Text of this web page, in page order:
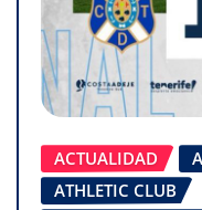
ACTUALIDAD
ATHLETIC CLUB